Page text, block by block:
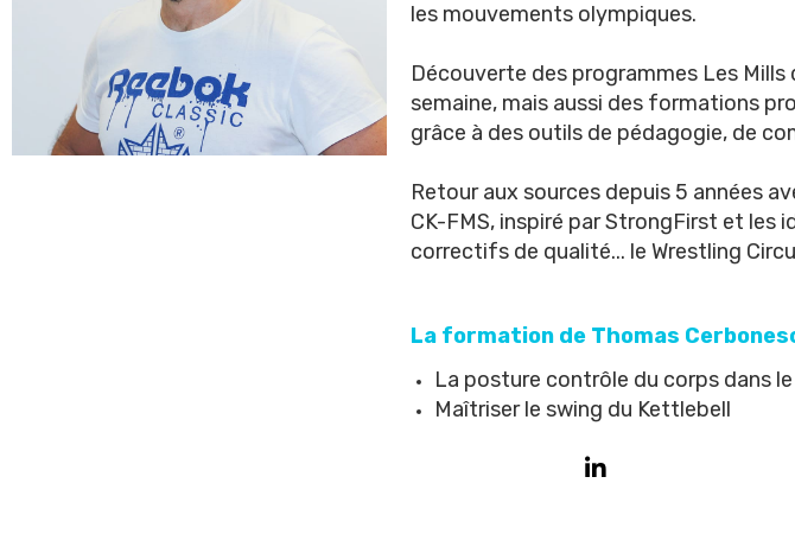
les mouvements olympiques.
Découverte des programmes Les
semaine, mais aussi des formations
grâce à des outils de pédagogie, de
Retour aux sources depuis 5 années
CK-FMS, inspiré par StrongFirst et les
correctifs de qualité... le Wrestling
La formation de Thomas
La posture contrôle du corps dans
Maîtriser le swing du Kettlebell